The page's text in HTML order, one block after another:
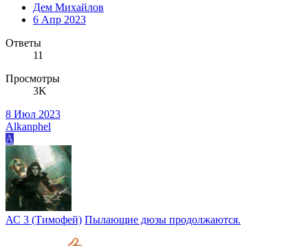
Дем Михайлов
6 Апр 2023
Ответы
11
Просмотры
3K
8 Июл 2023
Alkanphel
A
АС 3 (Тимофей) Пылающие дюзы продолжаются.